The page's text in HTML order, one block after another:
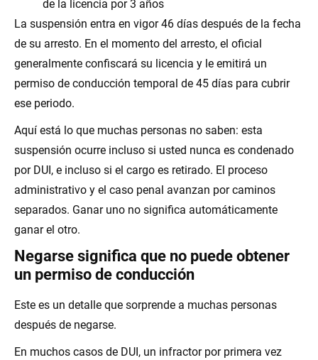
de la licencia por 3 años
La suspensión entra en vigor 46 días después de la fecha
de su arresto. En el momento del arresto, el oficial
generalmente confiscará su licencia y le emitirá un
permiso de conducción temporal de 45 días para cubrir
ese periodo.
Aquí está lo que muchas personas no saben: esta
suspensión ocurre incluso si usted nunca es condenado
por DUI, e incluso si el cargo es retirado. El proceso
administrativo y el caso penal avanzan por caminos
separados. Ganar uno no significa automáticamente
ganar el otro.
Negarse significa que no puede obtener
un permiso de conducción
Este es un detalle que sorprende a muchas personas
después de negarse.
En muchos casos de DUI, un infractor por primera vez